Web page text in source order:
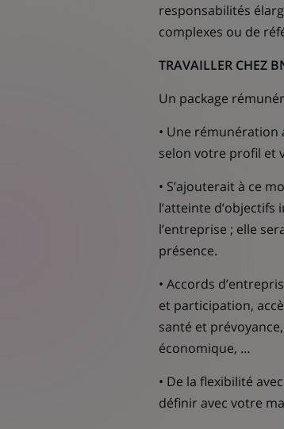
responsabilités
complexes ou de
TRAVAILLER CHEZ
Un package
• Une rémunération
selon votre profil et
• S’ajouterait à ce
l’atteinte
l’entreprise ; elle
présence.
• Accords
et participation,
santé et
économique, …
• De la flexibilité
définir avec votre